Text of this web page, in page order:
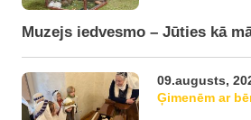
Muzejs iedvesmo – Jūties kā
09.augusts,
Ģimenēm ar